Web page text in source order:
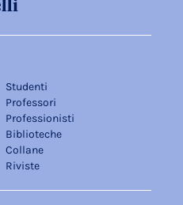
Studenti
Professori
Professionisti
Biblioteche
Collane
Riviste